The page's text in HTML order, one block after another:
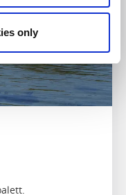
only